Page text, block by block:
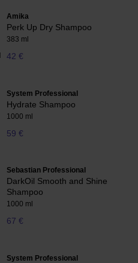
Amika
Perk Up Dry Shampoo
383 ml
42 €
System Professional
Hydrate Shampoo
1000 ml
59 €
Sebastian Professional
DarkOil Smooth and Shine
Shampoo
1000 ml
67 €
System Professional